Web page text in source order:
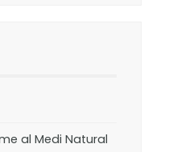
al Medi Natural